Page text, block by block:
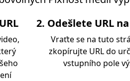
2. Odešlete URL
Vraťte se na tuto
zkopírujte URL do
vstupního pole